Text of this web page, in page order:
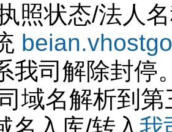
照状态/法人
我司解除封停
域名解析到